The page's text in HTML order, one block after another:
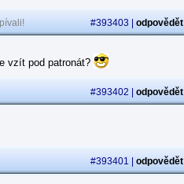
#393403 | odpovědět
vzít pod patronát?
#393402 | odpovědět
#393401 | odpovědět